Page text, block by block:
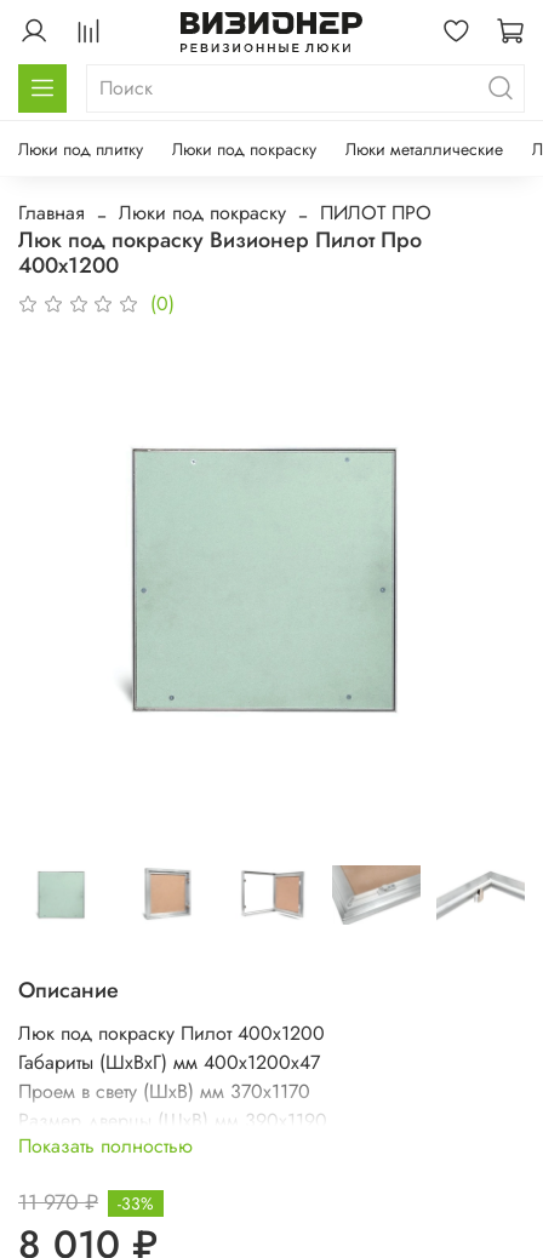
Люки под плитку Люки под покраску Люки металлические
Главная Люки под покраску ПИЛОТ ПРО
Люк под покраску Визионер Пилот Про
400х1200
(0)
Описание
Люк под покраску Пилот 400х1200
Габариты (ШхВхГ) мм 400х1200х47
Проем в свету (ШхВ) мм 370х1170
Размер дверцы (ШхВ) мм 390х1190
Вес изделия кг 4,8
Показать полностью
11 970 ₽
8 010 ₽
-33%